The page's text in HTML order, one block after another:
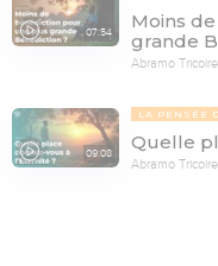
07:54
Moins
grande
Abramo Tricoire
09:08
LA PENSÉE
Quelle
Abramo Tricoire